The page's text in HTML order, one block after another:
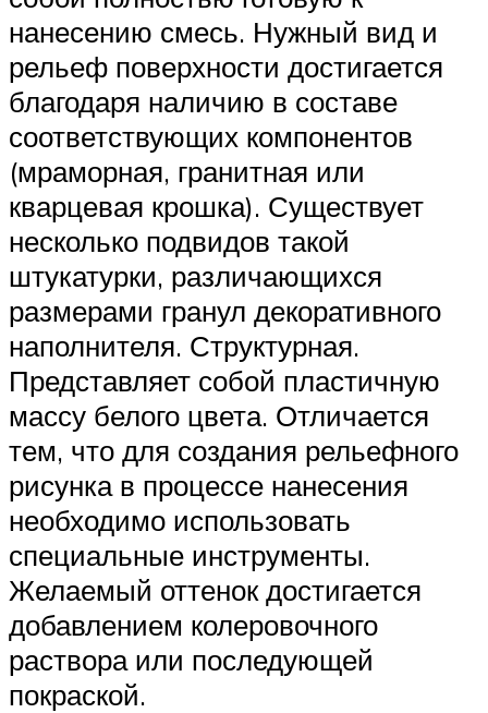
нанесению смесь. Нужный вид и
рельеф поверхности достигается
благодаря наличию в составе
соответствующих компонентов
(мраморная, гранитная или
кварцевая крошка). Существует
несколько подвидов такой
штукатурки, различающихся
размерами гранул декоративного
наполнителя. Структурная.
Представляет собой пластичную
массу белого цвета. Отличается
тем, что для создания рельефного
рисунка в процессе нанесения
необходимо использовать
специальные инструменты.
Желаемый оттенок достигается
добавлением колеровочного
раствора или последующей
покраской.